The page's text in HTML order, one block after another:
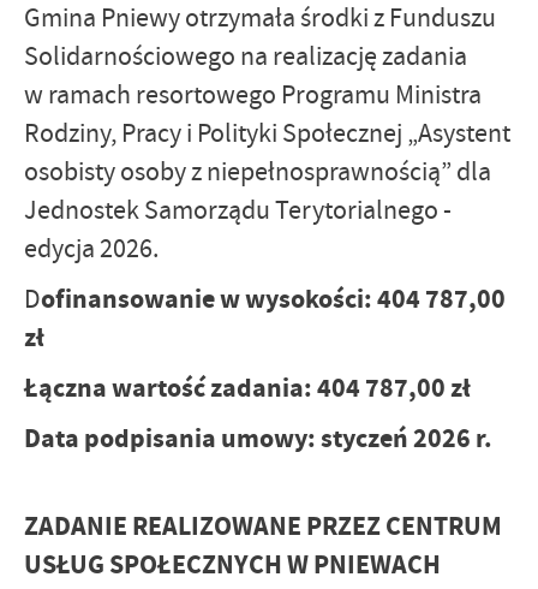
Gmina Pniewy otrzymała środki z Funduszu
Solidarnościowego na realizację zadania
w ramach resortowego Programu Ministra
Rodziny, Pracy i Polityki Społecznej „Asystent
osobisty osoby z niepełnosprawnością” dla
Jednostek Samorządu Terytorialnego -
edycja 2026.
Dofinansowanie w wysokości: 404 787,00
zł
Łączna wartość zadania: 404 787,00 zł
Data podpisania umowy: styczeń 2026 r.
ZADANIE REALIZOWANE PRZEZ CENTRUM
USŁUG SPOŁECZNYCH W PNIEWACH